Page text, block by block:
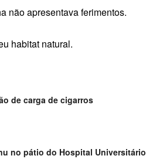
não apresentava ferimentos.
habitat natural.
de carga de cigarros
no pátio do Hospital Universitário